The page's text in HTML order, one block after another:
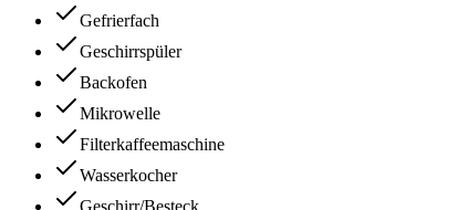
Gefrierfach
Geschirrspüler
Backofen
Mikrowelle
Filterkaffeemaschine
Wasserkocher
Geschirr/Besteck